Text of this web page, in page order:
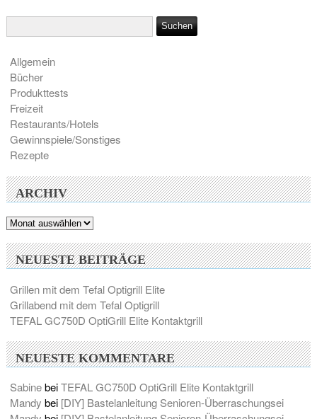
Allgemein
Bücher
Produkttests
Freizeit
Restaurants/Hotels
Gewinnspiele/Sonstiges
Rezepte
ARCHIV
Archiv
NEUESTE BEITRÄGE
Grillen mit dem Tefal Optigrill Elite
Grillabend mit dem Tefal Optigrill
TEFAL GC750D OptiGrill Elite Kontaktgrill
NEUESTE KOMMENTARE
SabinebeiTEFAL GC750D OptiGrill Elite Kontaktgrill
Mandy bei [DIY] Bastelanleitung Senioren-Überraschungsei